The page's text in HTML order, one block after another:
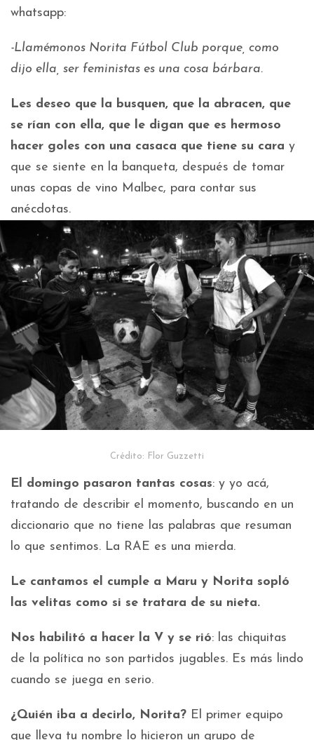
whatsapp:
-Llamémonos Norita Fútbol Club porque, como
dijo ella, ser feministas es una cosa bárbara.
Les deseo que la busquen, que la abracen, que
se rían con ella, que le digan que es hermoso
hacer goles con una casaca que tiene su cara y
que se siente en la banqueta, después de tomar
unas copas de vino Malbec, para contar sus
anécdotas.
Crédito: Flor Guzzetti
El domingo pasaron tantas cosas: y yo acá,
tratando de describir el momento, buscando en un
diccionario que no tiene las palabras que resuman
lo que sentimos. La RAE es una mierda.
Le cantamos el cumple a Maru y Norita sopló
las velitas como si se tratara de su nieta.
Nos habilitó a hacer la V y se rió: las chiquitas
de la política no son partidos jugables. Es más lindo
cuando se juega en serio.
¿Quién iba a decirlo, Norita? El primer equipo
que lleva tu nombre lo hicieron un grupo de